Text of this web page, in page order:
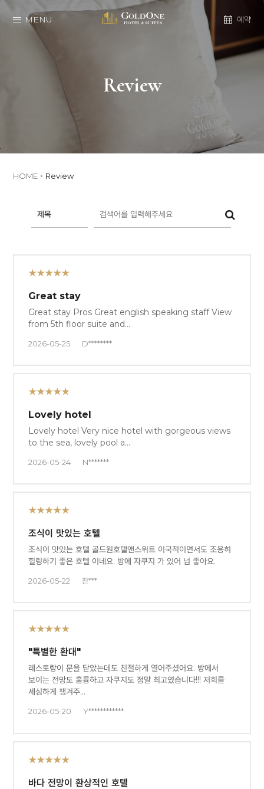
MENU 예약
Review
HOME Review
★★★★★
Great stay
Great stay Pros Great english speaking staff View
from 5th floor suite and…
2026-05-25 D********
★★★★★
Lovely hotel
Lovely hotel Very nice hotel with gorgeous views
to the sea, lovely pool a…
2026-05-24 N*******
★★★★★
조식이 맛있는 호텔
조식이 맛있는 호텔 골드원호텔앤스위트 이국적이면서도 조용히
힐링하기 좋은 호텔 이네요. 방에 자쿠지 가 있어 넘 좋아요.
2026-05-22 찬***
★★★★★
"특별한 환대"
레스토랑이 문을 닫았는데도 친절하게 열어주셨어요. 방에서
보이는 전망도 훌륭하고 자쿠지도 정말 최고였습니다!!! 저희를
세심하게 챙겨주…
2026-05-20 Y************
★★★★★
바다 전망이 환상적인 호텔